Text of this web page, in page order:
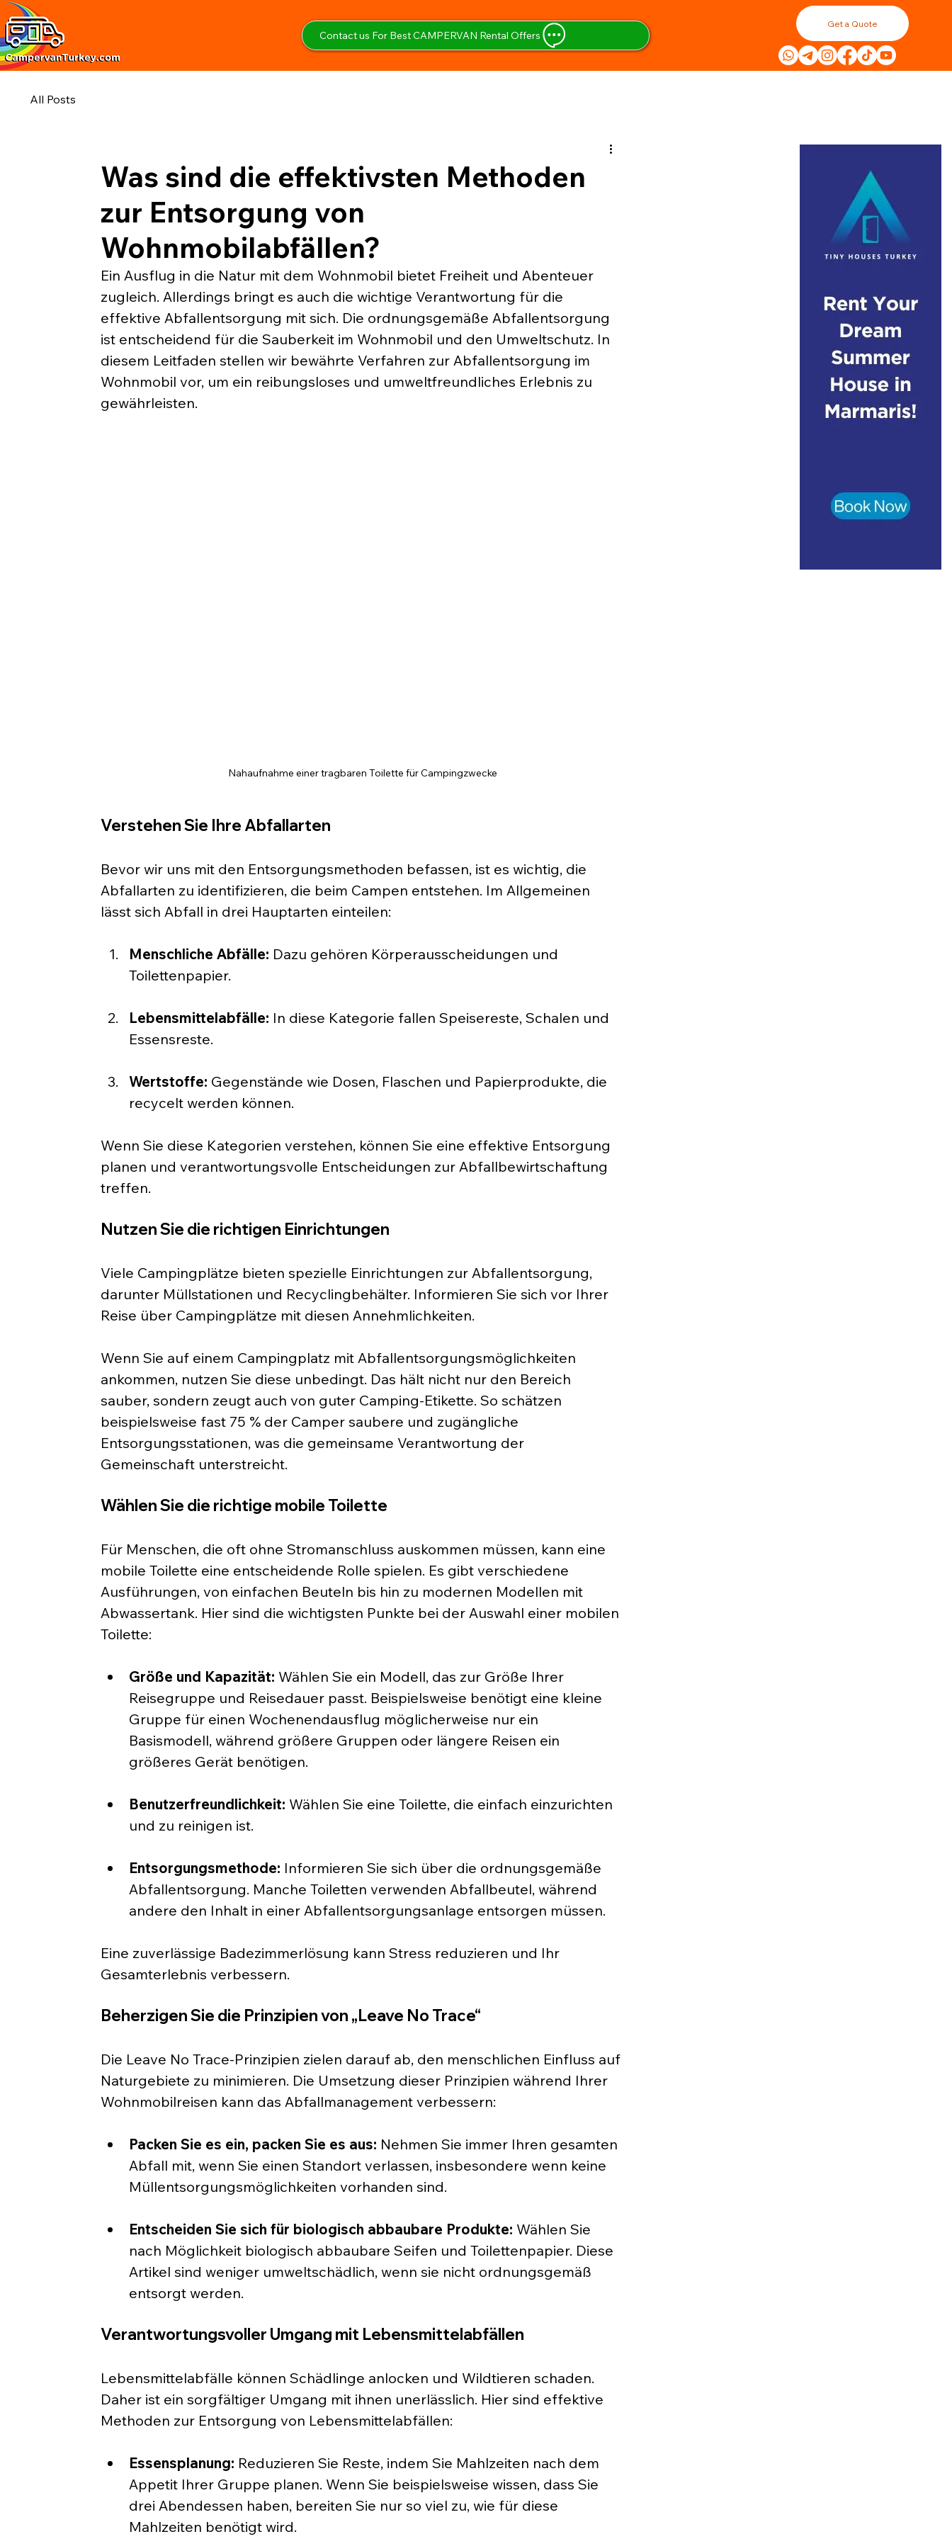
Contact us For Best CAMPERVAN Rental Offers
Get a Quote
All Posts
Was sind die effektivsten Methoden
zur Entsorgung von
Wohnmobilabfällen?
Ein Ausflug in die Natur mit dem Wohnmobil bietet Freiheit und Abenteuer
zugleich. Allerdings bringt es auch die wichtige Verantwortung für die
effektive Abfallentsorgung mit sich. Die ordnungsgemäße Abfallentsorgung
ist entscheidend für die Sauberkeit im Wohnmobil und den Umweltschutz. In
diesem Leitfaden stellen wir bewährte Verfahren zur Abfallentsorgung im
Wohnmobil vor, um ein reibungsloses und umweltfreundliches Erlebnis zu
gewährleisten.
Nahaufnahme einer tragbaren Toilette für Campingzwecke
Verstehen Sie Ihre Abfallarten
Bevor wir uns mit den Entsorgungsmethoden befassen, ist es wichtig, die
Abfallarten zu identifizieren, die beim Campen entstehen. Im Allgemeinen
lässt sich Abfall in drei Hauptarten einteilen:
Menschliche Abfälle: Dazu gehören Körperausscheidungen und
Toilettenpapier.
Lebensmittelabfälle: In diese Kategorie fallen Speisereste, Schalen und
Essensreste.
Wertstoffe: Gegenstände wie Dosen, Flaschen und Papierprodukte, die
recycelt werden können.
Wenn Sie diese Kategorien verstehen, können Sie eine effektive Entsorgung
planen und verantwortungsvolle Entscheidungen zur Abfallbewirtschaftung
treffen.
Nutzen Sie die richtigen Einrichtungen
Viele Campingplätze bieten spezielle Einrichtungen zur Abfallentsorgung,
darunter Müllstationen und Recyclingbehälter. Informieren Sie sich vor Ihrer
Reise über Campingplätze mit diesen Annehmlichkeiten.
Wenn Sie auf einem Campingplatz mit Abfallentsorgungsmöglichkeiten
ankommen, nutzen Sie diese unbedingt. Das hält nicht nur den Bereich
sauber, sondern zeugt auch von guter Camping-Etikette. So schätzen
beispielsweise fast 75 % der Camper saubere und zugängliche
Entsorgungsstationen, was die gemeinsame Verantwortung der
Gemeinschaft unterstreicht.
Wählen Sie die richtige mobile Toilette
Für Menschen, die oft ohne Stromanschluss auskommen müssen, kann eine
mobile Toilette eine entscheidende Rolle spielen. Es gibt verschiedene
Ausführungen, von einfachen Beuteln bis hin zu modernen Modellen mit
Abwassertank. Hier sind die wichtigsten Punkte bei der Auswahl einer mobilen
Toilette:
Größe und Kapazität: Wählen Sie ein Modell, das zur Größe Ihrer
Reisegruppe und Reisedauer passt. Beispielsweise benötigt eine kleine
Gruppe für einen Wochenendausflug möglicherweise nur ein
Basismodell, während größere Gruppen oder längere Reisen ein
größeres Gerät benötigen.
Benutzerfreundlichkeit: Wählen Sie eine Toilette, die einfach einzurichten
und zu reinigen ist.
Entsorgungsmethode: Informieren Sie sich über die ordnungsgemäße
Abfallentsorgung. Manche Toiletten verwenden Abfallbeutel, während
andere den Inhalt in einer Abfallentsorgungsanlage entsorgen müssen.
Eine zuverlässige Badezimmerlösung kann Stress reduzieren und Ihr
Gesamterlebnis verbessern.
Beherzigen Sie die Prinzipien von „Leave No Trace“
Die Leave No Trace-Prinzipien zielen darauf ab, den menschlichen Einfluss auf
Naturgebiete zu minimieren. Die Umsetzung dieser Prinzipien während Ihrer
Wohnmobilreisen kann das Abfallmanagement verbessern:
Packen Sie es ein, packen Sie es aus: Nehmen Sie immer Ihren gesamten
Abfall mit, wenn Sie einen Standort verlassen, insbesondere wenn keine
Müllentsorgungsmöglichkeiten vorhanden sind.
Entscheiden Sie sich für biologisch abbaubare Produkte: Wählen Sie
nach Möglichkeit biologisch abbaubare Seifen und Toilettenpapier. Diese
Artikel sind weniger umweltschädlich, wenn sie nicht ordnungsgemäß
entsorgt werden.
Verantwortungsvoller Umgang mit Lebensmittelabfällen
Lebensmittelabfälle können Schädlinge anlocken und Wildtieren schaden.
Daher ist ein sorgfältiger Umgang mit ihnen unerlässlich. Hier sind effektive
Methoden zur Entsorgung von Lebensmittelabfällen:
Essensplanung: Reduzieren Sie Reste, indem Sie Mahlzeiten nach dem
Appetit Ihrer Gruppe planen. Wenn Sie beispielsweise wissen, dass Sie
drei Abendessen haben, bereiten Sie nur so viel zu, wie für diese
Mahlzeiten benötigt wird.